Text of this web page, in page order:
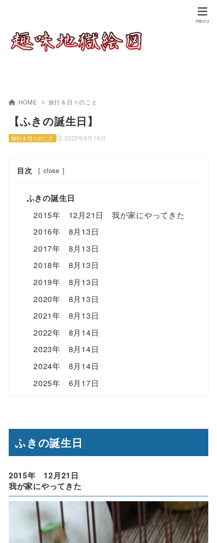
HOME 旅行＆日々のこと
【ふきの誕生日】
2022年8月14日
旅行＆日々のこと
目次 [ close ]
ふきの誕生日
2015年 12月21日 我が家にやってきた
2016年 8月13日
2017年 8月13日
2018年 8月13日
2019年 8月13日
2020年 8月13日
2021年 8月13日
2022年 8月14日
2023年 8月14日
2024年 8月14日
2025年 6月17日
ふきの誕生日
2015年 12月21日
我が家にやってきた